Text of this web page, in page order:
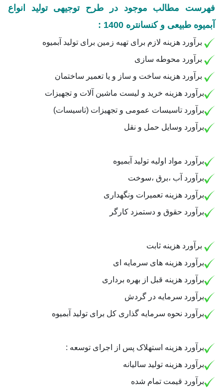
فهرست مطالب موجود در طرح توجیهی تولید انواع
آبمیوه طبیعی و کنسانتره 1400 :
برآورد هزینه لازم برای تهیه زمین برای تولید آبمیوه
برآورد محوطه سازی
برآورد هزینه ساخت و ساز و یا تعمیر ساختمان
برآورد هزینه خرید و لیست ماشین آلات و تجهیزات
برآورد تاسیسات عمومی و تجهیزات (تاسیسات)
برآورد وسایل حمل و نقل
برآورد مواد اولیه تولید آبمیوه
برآورد آب ،برق ،سوخت
برآورد هزینه تعمیرات ونگهداری
برآورد حقوق و دستمزد کارگر
برآورد هزینه ثابت
برآورد هزینه های سرمایه ای
برآورد هزینه قبل از بهره برداری
برآورد سرمایه در گردش
برآورد نحوه سرمایه گذاری کل برای تولید آبمیوه
برآورد هزینه استهلاک پس از اجرای توسعه :
برآورد هزینه تولید سالیانه
برآورد قیمت تمام شده